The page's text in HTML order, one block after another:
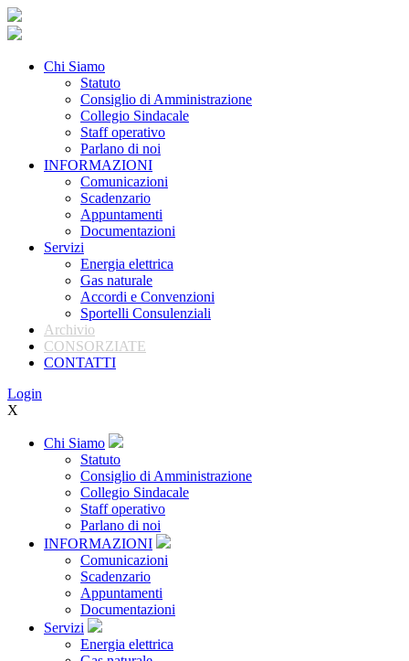
Chi Siamo
Statuto
Consiglio di Amministrazione
Collegio Sindacale
Staff operativo
Parlano di noi
INFORMAZIONI
Comunicazioni
Scadenzario
Appuntamenti
Documentazioni
Servizi
Energia elettrica
Gas naturale
Accordi e Convenzioni
Sportelli Consulenziali
Archivio
CONSORZIATE
CONTATTI
Login
X
Chi Siamo
Statuto
Consiglio di Amministrazione
Collegio Sindacale
Staff operativo
Parlano di noi
INFORMAZIONI
Comunicazioni
Scadenzario
Appuntamenti
Documentazioni
Servizi
Energia elettrica